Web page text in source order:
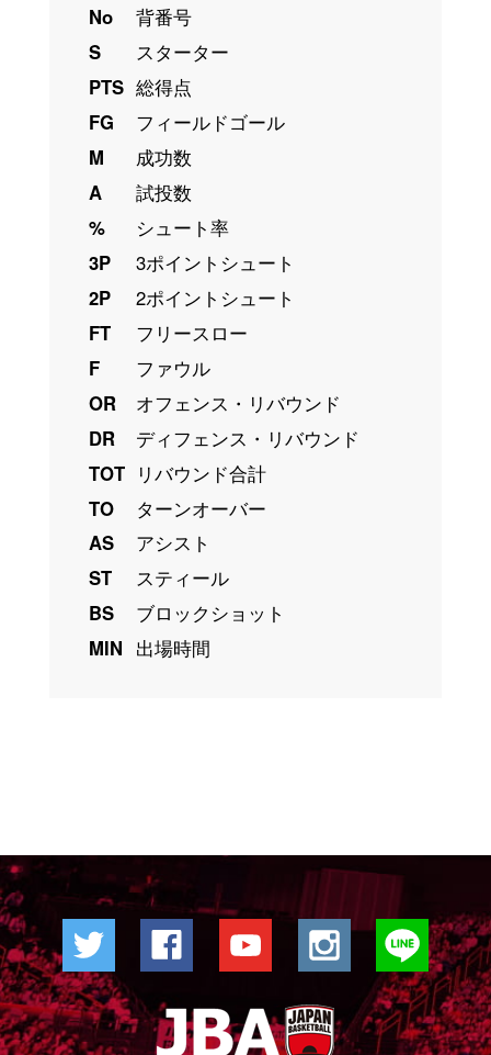
No
背番号
S
スターター
PTS 総得点
FG
フィールドゴール
M
成功数
A
試投数
%
シュート率
3P
3ポイントシュート
2P
2ポイントシュート
FT
フリースロー
F
ファウル
OR
オフェンス・リバウンド
DR
ディフェンス・リバウンド
TOT リバウンド合計
TO
ターンオーバー
AS
アシスト
ST
スティール
BS
ブロックショット
MIN 出場時間